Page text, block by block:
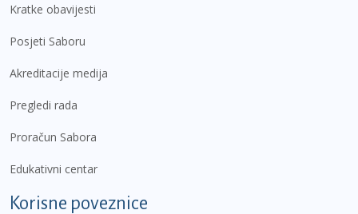
Kratke obavijesti
Posjeti Saboru
Akreditacije medija
Pregledi rada
Proračun Sabora
Edukativni centar
Korisne poveznice